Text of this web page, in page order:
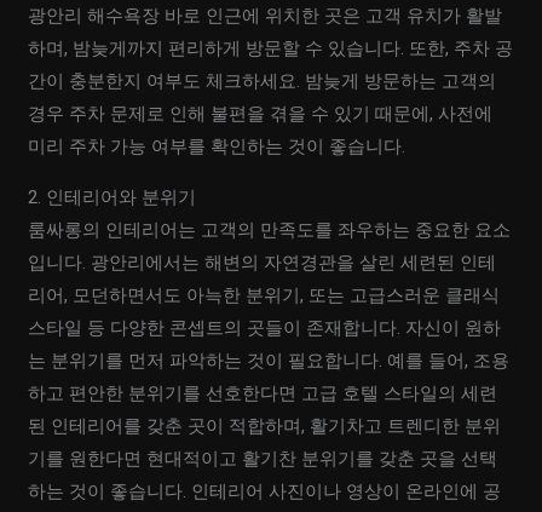
광안리 해수욕장 바로 인근에 위치한 곳은 고객 유치가 활발
하며, 밤늦게까지 편리하게 방문할 수 있습니다. 또한, 주차 공
간이 충분한지 여부도 체크하세요. 밤늦게 방문하는 고객의
경우 주차 문제로 인해 불편을 겪을 수 있기 때문에, 사전에
미리 주차 가능 여부를 확인하는 것이 좋습니다.
2. 인테리어와 분위기
룸싸롱의 인테리어는 고객의 만족도를 좌우하는 중요한 요소
입니다. 광안리에서는 해변의 자연경관을 살린 세련된 인테
리어, 모던하면서도 아늑한 분위기, 또는 고급스러운 클래식
스타일 등 다양한 콘셉트의 곳들이 존재합니다. 자신이 원하
는 분위기를 먼저 파악하는 것이 필요합니다. 예를 들어, 조용
하고 편안한 분위기를 선호한다면 고급 호텔 스타일의 세련
된 인테리어를 갖춘 곳이 적합하며, 활기차고 트렌디한 분위
기를 원한다면 현대적이고 활기찬 분위기를 갖춘 곳을 선택
하는 것이 좋습니다. 인테리어 사진이나 영상이 온라인에 공